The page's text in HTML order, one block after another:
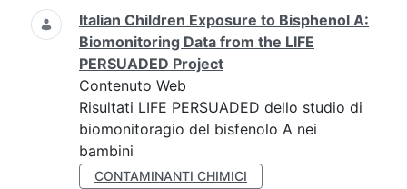
Italian Children Exposure to Bisphenol A:
Biomonitoring Data from the LIFE
PERSUADED Project
Contenuto Web
Risultati LIFE PERSUADED dello studio di
biomonitoragio del bisfenolo A nei
bambini
CONTAMINANTI CHIMICI